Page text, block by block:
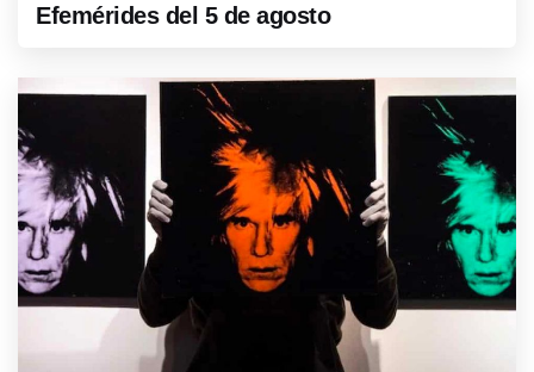
Efemérides del 5 de agosto